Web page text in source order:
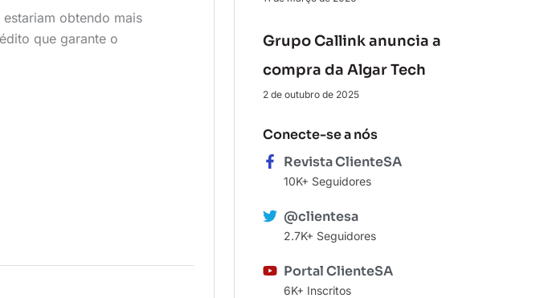
obtendo mais
que garante o
Grupo Callink anuncia a
compra da Algar Tech
2 de outubro de 2025
Conecte-se a nós
Revista ClienteSA
10K+ Seguidores
@clientesa
2.7K+ Seguidores
Portal ClienteSA
6K+ Inscritos